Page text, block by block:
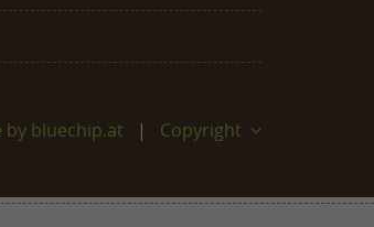
by bluechip.at Copyright